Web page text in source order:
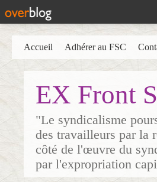
EX Front
"Le syndicalisme
des travailleurs par la
côté de l'œuvre du
par l'expropriation
Accueil Adhérer au FSC